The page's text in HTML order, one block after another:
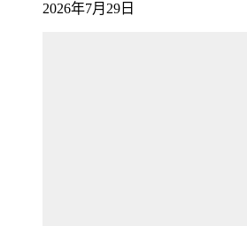
2026年7月29日